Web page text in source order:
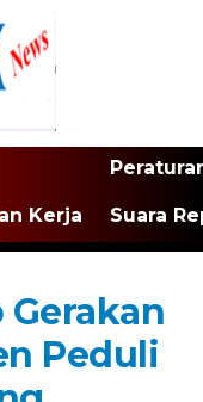
Kerja Suara
Gerakan
Peduli